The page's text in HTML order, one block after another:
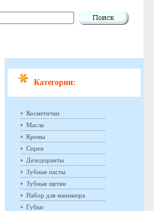
Категории:
Косметички
Масла
Кремы
Спреи
Дезодоранты
Зубные пасты
Зубные щетки
Набор для маникюра
Губки